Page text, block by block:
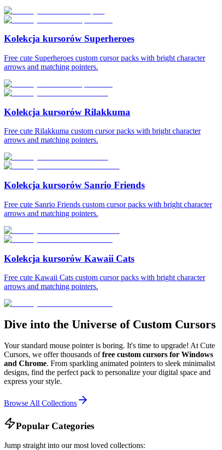
Kolekcja kursorów Superheroes
Free cute Superheroes custom cursor packs with bright character
arrows and matching pointers.
Kolekcja kursorów Rilakkuma
Free cute Rilakkuma custom cursor packs with bright character
arrows and matching pointers.
Kolekcja kursorów Sanrio Friends
Free cute Sanrio Friends custom cursor packs with bright character
arrows and matching pointers.
Kolekcja kursorów Kawaii Cats
Free cute Kawaii Cats custom cursor packs with bright character
arrows and matching pointers.
Dive into the Universe of Custom Cursors
Your standard mouse pointer is boring. It's time to upgrade! At Cute
Cursors, we offer thousands offree custom cursors for Windows
and Chrome. From sparkling animated pointers to sleek minimalist
designs, find the perfect pack to personalize your digital space and
express your style.
Browse All Collections
Popular Categories
Jump straight into our most loved collections: